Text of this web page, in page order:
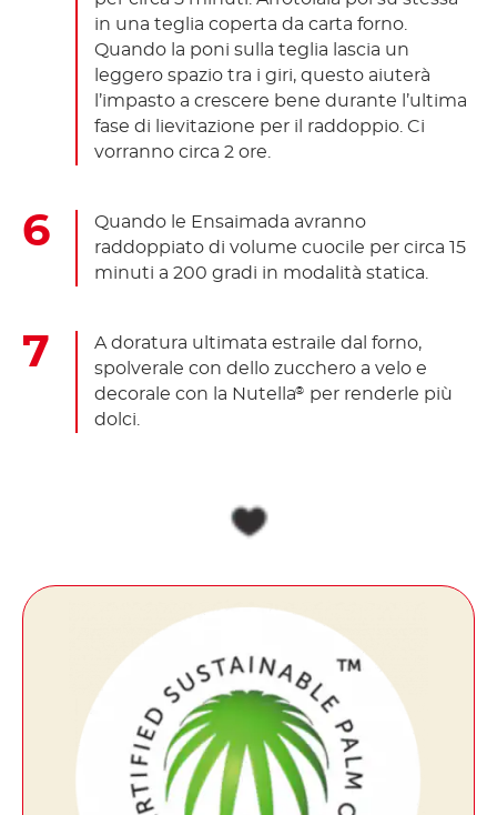
in una teglia coperta da carta forno.
Quando la poni sulla teglia lascia un
leggero spazio tra i giri, questo aiuterà
l’impasto a crescere bene durante l’ultima
fase di lievitazione per il raddoppio. Ci
vorranno circa 2 ore.
Quando le Ensaimada avranno
raddoppiato di volume cuocile per circa 15
minuti a 200 gradi in modalità statica.
A doratura ultimata estraile dal forno,
spolverale con dello zucchero a velo e
decorale con la Nutella® per renderle più
dolci.